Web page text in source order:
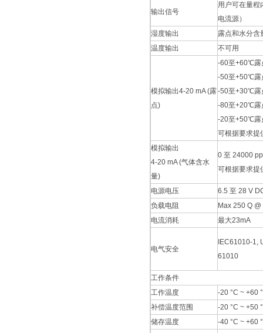
输出信号
用户可在量程
电流源）
湿度输出
露点和水分含
温度输出
不可用
模拟输出4-20 mA (露
点)
-60至+60℃露
-50至+50℃露
-50至+30℃露
-80至+20℃露
-20至+50℃露
可根据要求提
模拟输出
4-20 mA (气体含水
量)
0 至 24000
可根据要求提
电源电压
6.5 至 28 V
负载电阻
Max 250 Q
电流消耗
最大23mA
电气安全
IEC61010-1,
61010
工作条件
工作温度
-20 °C ~ +60
补偿温度范围
-20 °C ~ +50
储存温度
-40 °C ~ +60